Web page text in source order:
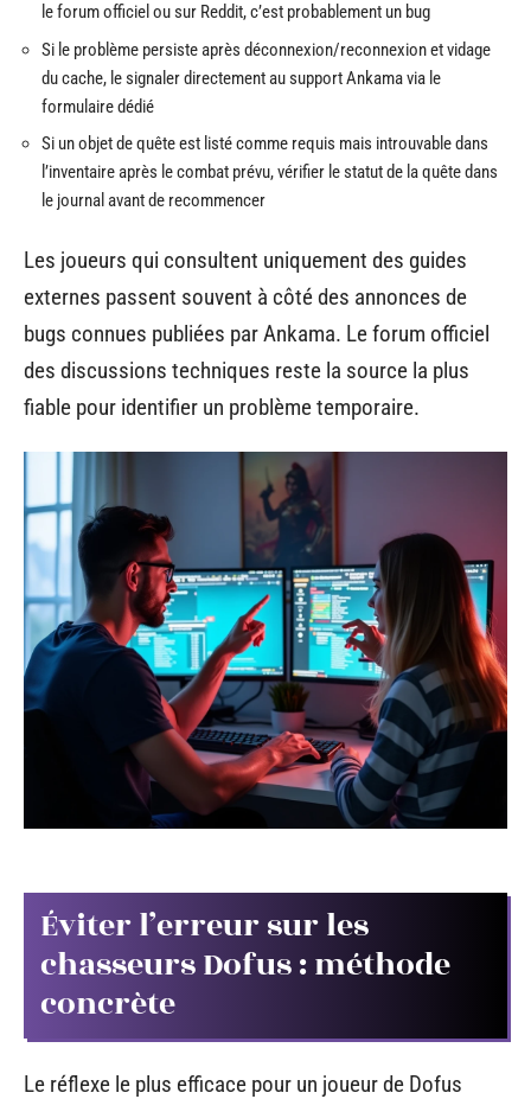
le forum officiel ou sur Reddit, c’est probablement un bug
Si le problème persiste après déconnexion/reconnexion et vidage
du cache, le signaler directement au support Ankama via le
formulaire dédié
Si un objet de quête est listé comme requis mais introuvable dans
l’inventaire après le combat prévu, vérifier le statut de la quête dans
le journal avant de recommencer
Les joueurs qui consultent uniquement des guides
externes passent souvent à côté des annonces de
bugs connues publiées par Ankama. Le forum officiel
des discussions techniques reste la source la plus
fiable pour identifier un problème temporaire.
Éviter l’erreur sur les
chasseurs Dofus : méthode
concrète
Le réflexe le plus efficace pour un joueur de Dofus